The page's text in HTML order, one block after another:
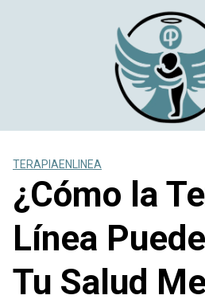
TERAPIAENLINEA
¿Cómo la
Línea
Tu Salud